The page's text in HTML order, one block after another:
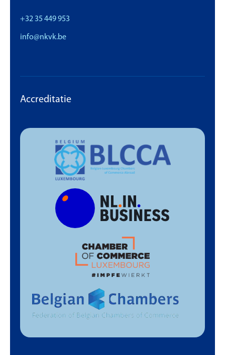
+32 35 449 953
info@nkvk.be
Accreditatie